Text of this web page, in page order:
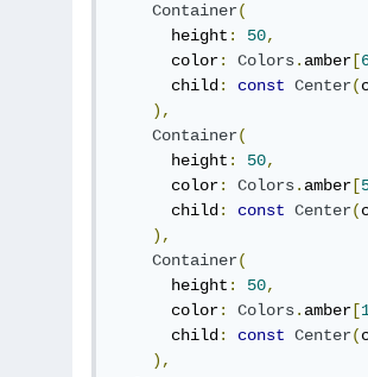
Container(
      height
: 50,
      color
: Colors. amber [
      child
: const Center(
),
Container(
      height
: 50,
      color
: Colors. amber [
      child
: const Center(
),
Container(
      height
: 50,
      color
: Colors. amber [
      child
: const Center(
),